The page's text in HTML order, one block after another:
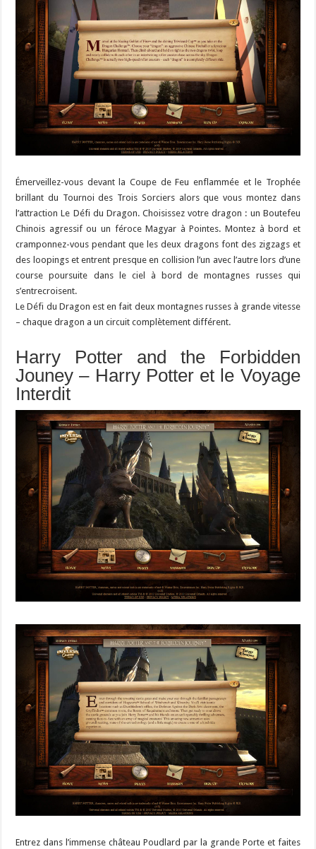
Émerveillez-vous devant la Coupe de Feu enflammée et le Trophée
brillant du Tournoi des Trois Sorciers alors que vous montez dans
l’attraction Le Défi du Dragon. Choisissez votre dragon : un Boutefeu
Chinois agressif ou un féroce Magyar à Pointes. Montez à bord et
cramponnez-vous pendant que les deux dragons font des zigzags et
des loopings et entrent presque en collision l’un avec l’autre lors d’une
course poursuite dans le ciel à bord de montagnes russes qui
s’entrecroisent.
Le Défi du Dragon est en fait deux montagnes russes à grande vitesse
– chaque dragon a un circuit complètement différent.
Harry Potter and the Forbidden
Jouney – Harry Potter et le Voyage
Interdit
Entrez dans l’immense château Poudlard par la grande Porte et faites